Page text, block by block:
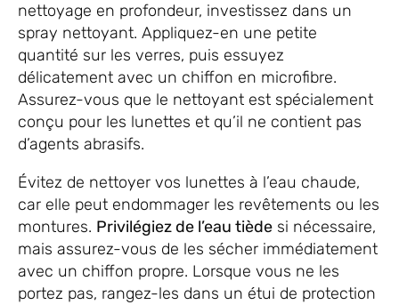
nettoyage en profondeur, investissez dans un
spray nettoyant. Appliquez-en une petite
quantité sur les verres, puis essuyez
délicatement avec un chiffon en microfibre.
Assurez-vous que le nettoyant est spécialement
conçu pour les lunettes et qu’il ne contient pas
d’agents abrasifs.
Évitez de nettoyer vos lunettes à l’eau chaude,
car elle peut endommager les revêtements ou les
montures. Privilégiez de l’eau tiède si nécessaire,
mais assurez-vous de les sécher immédiatement
avec un chiffon propre. Lorsque vous ne les
portez pas, rangez-les dans un étui de protection